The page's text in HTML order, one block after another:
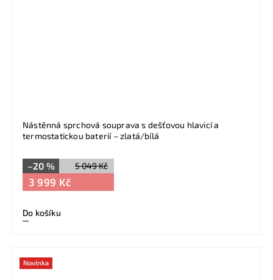
Nástěnná sprchová souprava s dešťovou hlavicí a
termostatickou baterií – zlatá/bílá
5 049 Kč
–20 %
3 999 Kč
Do košíku
Novinka